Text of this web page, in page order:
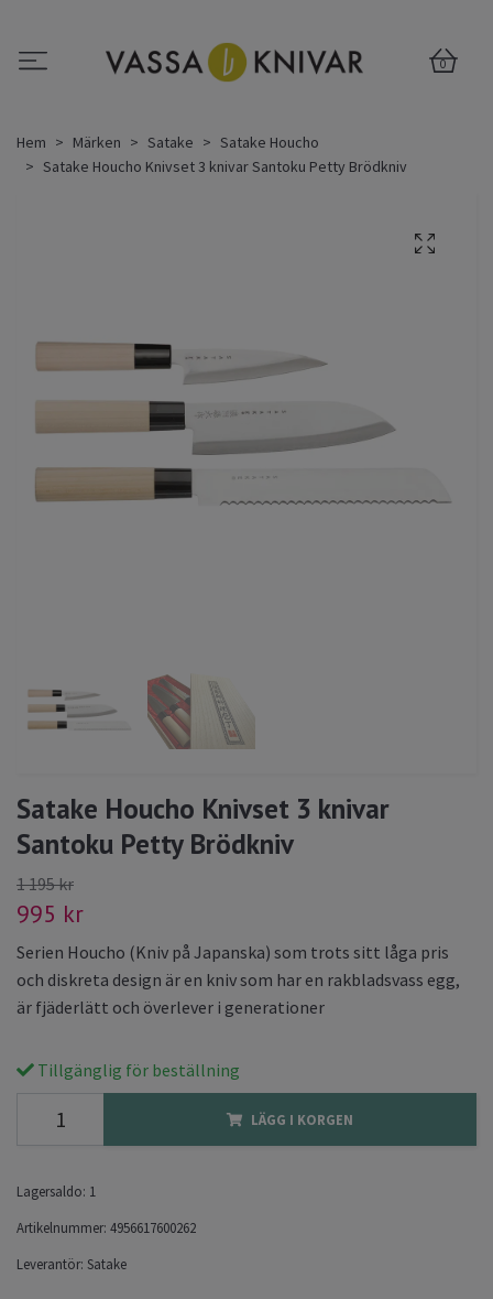
0
Hem Märken Satake
Satake Houcho
Satake Houcho Knivset 3 knivar Santoku Petty Brödkniv
Satake Houcho Knivset 3 knivar
Santoku Petty Brödkniv
1 195 kr
995 kr
Serien Houcho (Kniv på Japanska) som trots sitt låga pris
och diskreta design är en kniv som har en rakbladsvass egg,
är fjäderlätt och överlever i generationer
Tillgänglig för beställning
LÄGG I KORGEN
Lagersaldo: 1
Artikelnummer: 4956617600262
Leverantör: Satake